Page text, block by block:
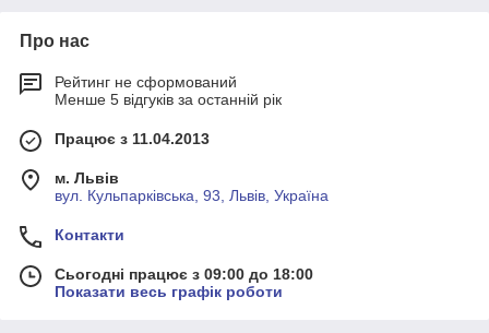
Про нас
Рейтинг не сформований
Менше 5 відгуків за останній рік
Працює з 11.04.2013
м. Львів
вул. Кульпарківська, 93, Львів, Україна
Контакти
Сьогодні працює з 09:00 до 18:00
Показати весь графік роботи